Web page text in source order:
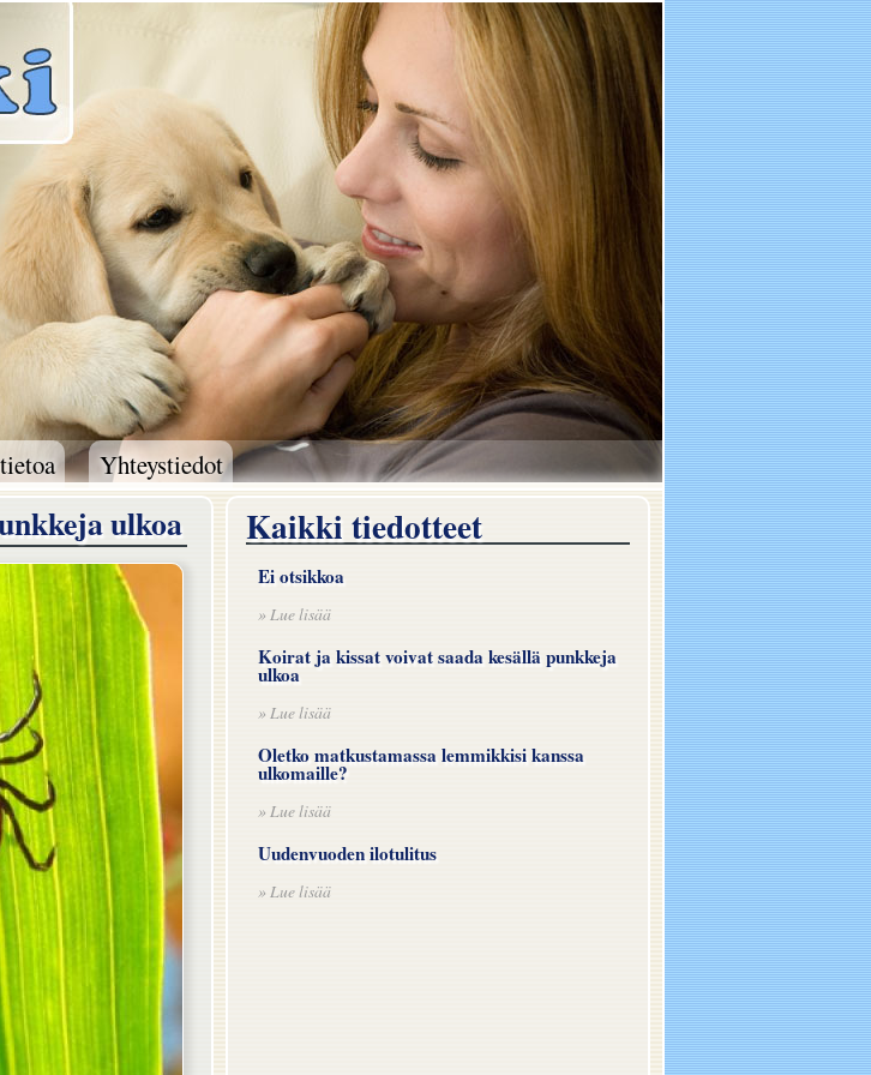
Yhteystiedot
Yhteystiedot
ulkoa Kaikki tiedotteet
Ei otsikkoa
» Lue lisää
Koirat ja kissat voivat saada kesällä punkkeja
ulkoa
» Lue lisää
Oletko matkustamassa lemmikkisi kanssa
ulkomaille?
» Lue lisää
Uudenvuoden ilotulitus
» Lue lisää